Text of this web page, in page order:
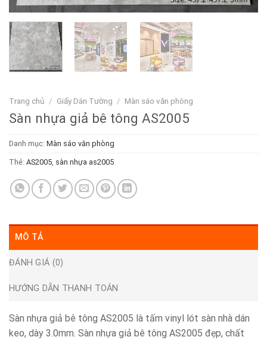
Trang chủ / Giấy Dán Tường / Màn sáo văn phòng
Sàn nhựa giả bê tông AS2005
Danh mục: Màn sáo văn phòng
Thẻ: AS2005, sàn nhựa as2005
MÔ TẢ
ĐÁNH GIÁ (0)
HƯỚNG DẪN THANH TOÁN
Sàn nhựa giả bê tông AS2005 là tấm vinyl lót sàn nhà dán
keo, dày 3.0mm. Sàn nhựa giả bê tông AS2005 đẹp, chất